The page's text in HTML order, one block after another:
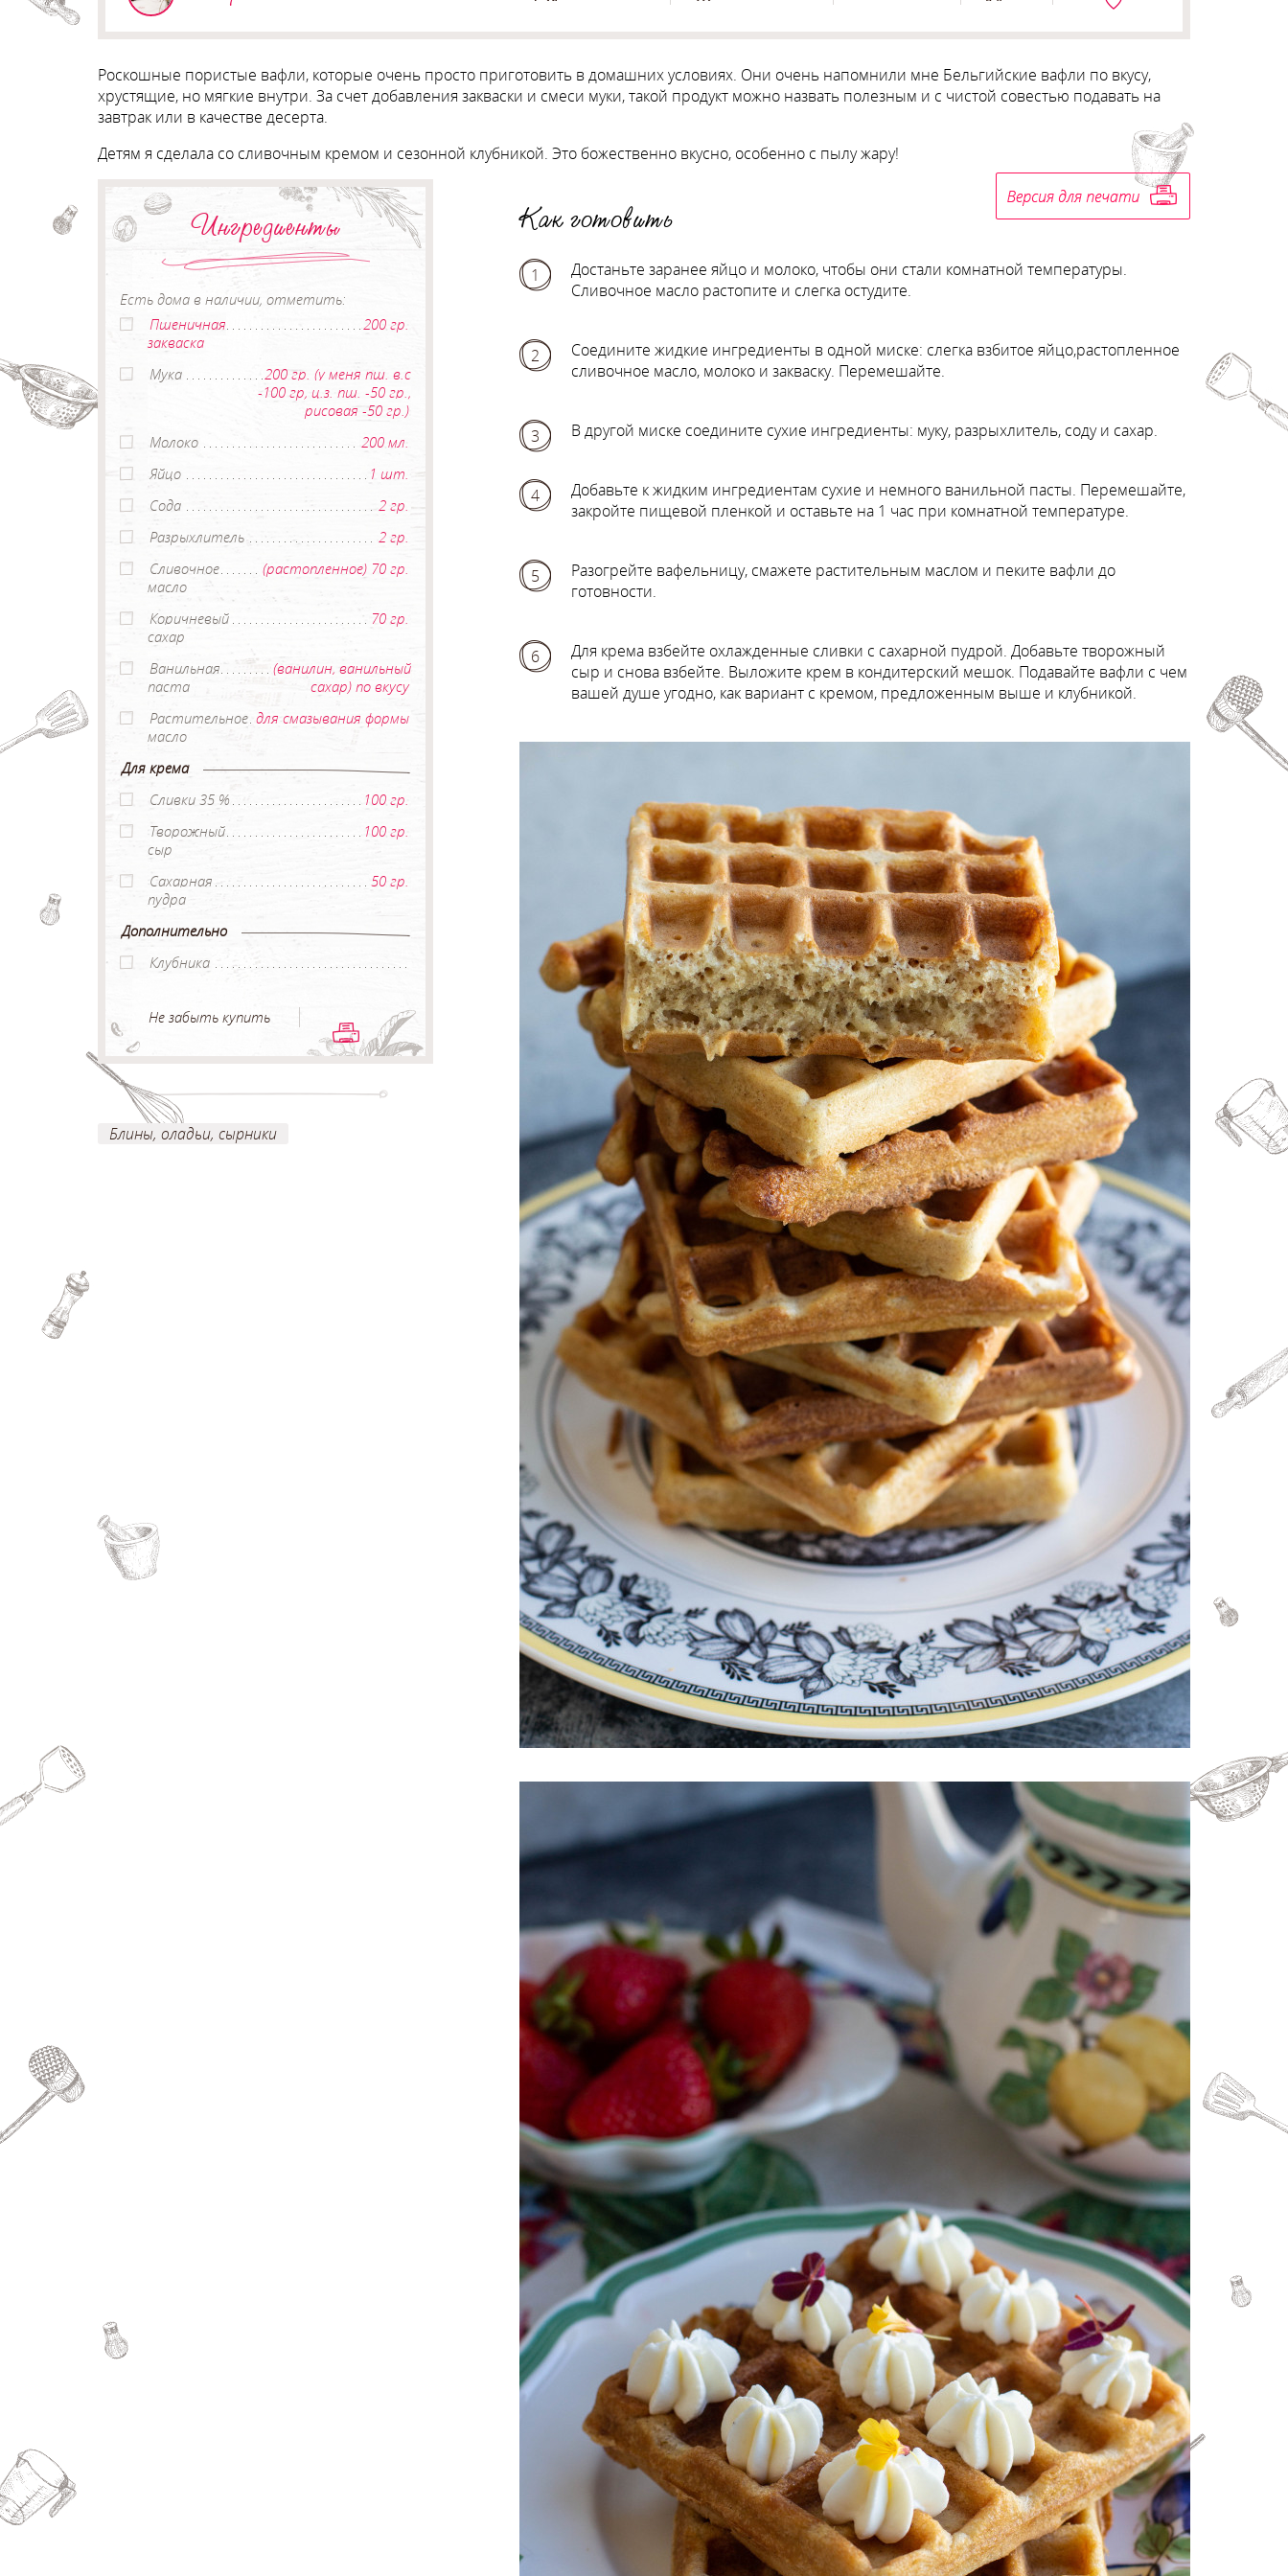
Роскошные пористые вафли, которые очень просто приготовить в домашних условиях. Они очень напомнили мне Бельгийские вафли по вкусу,
хрустящие, но мягкие внутри. За счет добавления закваски и смеси муки, такой продукт можно назвать полезным и с чистой совестью подавать на
завтрак или в качестве десерта.
Детям я сделала со сливочным кремом и сезонной клубникой. Это божественно вкусно, особенно с пылу жару!
Ингредиенты
Есть дома в наличии, отметить:
Пшеничная
закваска
200 гр.
Мука
200 гр. (у меня пш. в.с
-100 гр, ц.з. пш. -50 гр.,
рисовая -50 гр.)
Молоко
200 мл.
Яйцо
1 шт.
Сода
2 гр.
Разрыхлитель
2 гр.
Сливочное
масло
(растопленное) 70 гр.
Коричневый
сахар
70 гр.
Ванильная
паста
(ванилин, ванильный
сахар) по вкусу
Растительное
масло
для смазывания формы
Для крема
Сливки 35 %
100 гр.
Творожный
сыр
100 гр.
Сахарная
пудра
50 гр.
Дополнительно
Клубника
Не забыть купить
Блины, оладьи, сырники
Как готовить
1
Достаньте заранее яйцо и молоко, чтобы они стали комнатной температуры.
Сливочное масло растопите и слегка остудите.
2
Соедините жидкие ингредиенты в одной миске: слегка взбитое яйцо,растопленное
сливочное масло, молоко и закваску. Перемешайте.
3 В другой миске соедините сухие ингредиенты: муку, разрыхлитель, соду и сахар.
4
Добавьте к жидким ингредиентам сухие и немного ванильной пасты. Перемешайте,
закройте пищевой пленкой и оставьте на 1 час при комнатной температуре.
5
Разогрейте вафельницу, смажете растительным маслом и пеките вафли до
готовности.
6
Для крема взбейте охлажденные сливки с сахарной пудрой. Добавьте творожный
сыр и снова взбейте. Выложите крем в кондитерский мешок. Подавайте вафли с чем
вашей душе угодно, как вариант с кремом, предложенным выше и клубникой.